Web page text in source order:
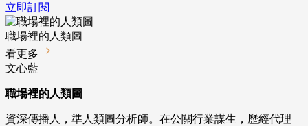
立即訂閱
職場裡的人類圖
看更多
文心藍
職場裡的人類圖
資深傳播人，準人類圖分析師。在公關行業謀生，歷經代理